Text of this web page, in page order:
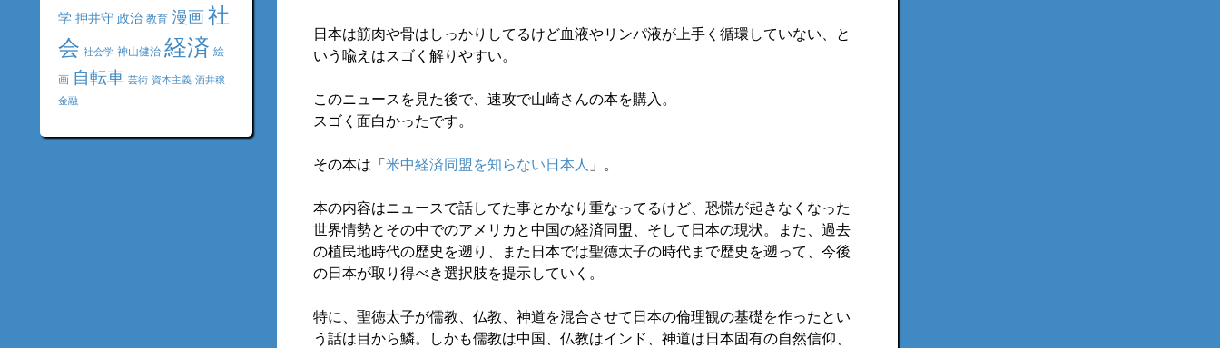
学 押井守 政治 教育 漫画社
会 社会学 神山健治 経済 絵
画 自転車 芸術 資本主義 酒井穣
金融
日本は筋肉や骨はしっかりしてるけど血液やリンパ液が上手く循環していない、と
いう喩えはスゴく解りやすい。
このニュースを見た後で、速攻で山崎さんの本を購入。
スゴく面白かったです。
その本は「米中経済同盟を知らない日本人 」。
本の内容はニュースで話してた事とかなり重なってるけど、恐慌が起きなくなった
世界情勢とその中でのアメリカと中国の経済同盟、そして日本の現状。また、過去
の植民地時代の歴史を遡り、また日本では聖徳太子の時代まで歴史を遡って、今後
の日本が取り得べき選択肢を提示していく。
特に、聖徳太子が儒教、仏教、神道を混合させて日本の倫理観の基礎を作ったとい
う話は目から鱗。しかも儒教は中国、仏教はインド、神道は日本固有の自然信仰、